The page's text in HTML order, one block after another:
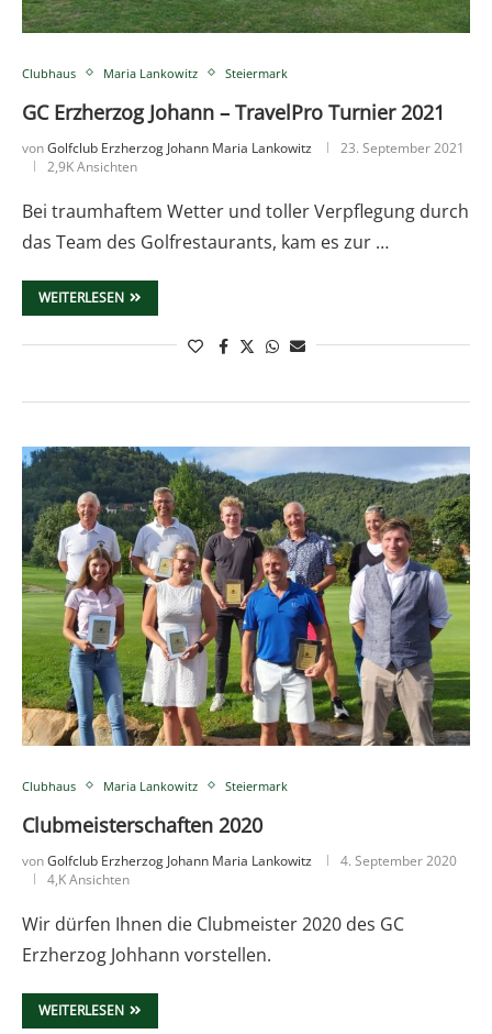
Clubhaus Maria Lankowitz Steiermark
GC Erzherzog Johann – TravelPro Turnier 2021
vonGolfclub Erzherzog Johann Maria Lankowitz
23. September 2021
2,9K Ansichten
Bei traumhaftem Wetter und toller Verpflegung durch
das Team des Golfrestaurants, kam es zur …
WEITERLESEN
Clubhaus Maria Lankowitz Steiermark
Clubmeisterschaften 2020
vonGolfclub Erzherzog Johann Maria Lankowitz
4. September 2020
4,K Ansichten
Wir dürfen Ihnen die Clubmeister 2020 des GC
Erzherzog Johhann vorstellen.
WEITERLESEN